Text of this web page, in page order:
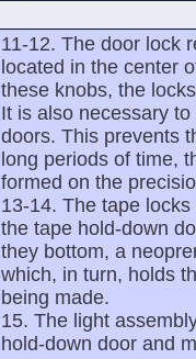
11-12. The door lock
located in the center
these knobs, the
It is also necessary
doors. This prevents
long periods of time,
formed on the
13-14. The tape
the tape hold-down
they bottom, a
which, in turn, holds
being made.
15. The light
hold-down door and